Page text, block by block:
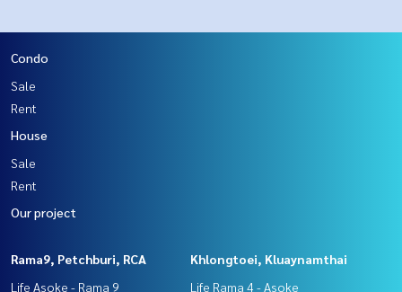
Condo
Sale
Rent
House
Sale
Rent
Our project
Rama9, Petchburi, RCA
Life Asoke - Rama 9
Khlongtoei, Kluaynamthai
Life Rama 4 - Asoke